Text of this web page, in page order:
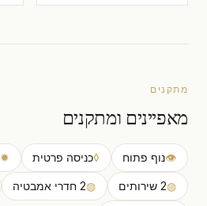
מתקנים
מאפיינים ומתקנים
👁נוף פתוח ◊כניסה פרטית ✹
◍2 שירותים ◍2 חדרי אמבטיה